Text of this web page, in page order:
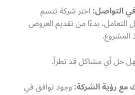
اختر شركة تتسم
التعامل، بدءًا من تقديم العروض
المشروع.
حل أي مشاكل قد تطرأ.
وجود توافق في